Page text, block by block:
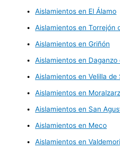
Aislamientos en El Álamo
Aislamientos en Torrejón
Aislamientos en Griñón
Aislamientos en Daganzo
Aislamientos en Velilla de
Aislamientos en
Aislamientos en San
Aislamientos en Meco
Aislamientos en